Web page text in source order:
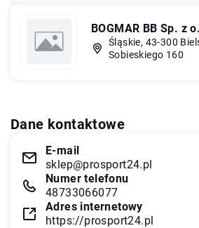
BOGMAR BB Sp. z
Śląskie, 43-300
Sobieskiego 160
Dane kontaktowe
E-mail
sklep@prosport24.pl
Numer telefonu
48733066077
Adres internetowy
https://prosport24.pl